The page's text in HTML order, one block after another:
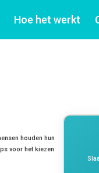
Hoe het werkt
houden hun
voor het kiezen